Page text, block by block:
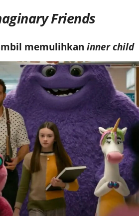
Friends
memulihkan inner child